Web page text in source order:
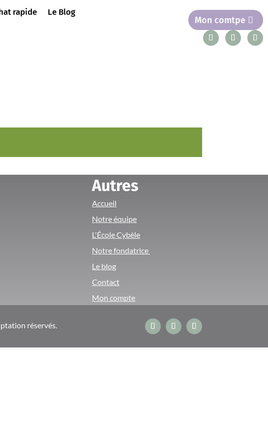
rapide
Le Blog
Mon comtpe
Autres
Accueil
Notre équipe
L'École Cybèle
Notre fondatrice
Le blog
Contact
Mon compte
réservés.